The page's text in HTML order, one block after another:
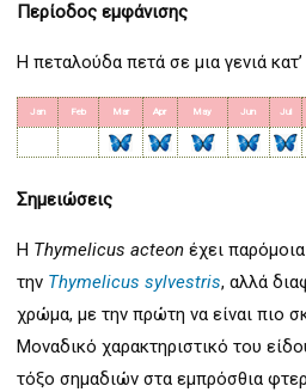
Περίοδος εμφάνισης
Η πεταλούδα πετά σε μια γενιά
Jan Feb Mar Apr May Jun Jul
Σημειώσεις
Η Thymelicus acteonέχει
την Thymelicus sylvestris, αλλά
χρώμα, με την πρώτη να είναι πιο
Μοναδικό χαρακτηριστικό του
τόξο σημαδιών στα εμπρόσθια